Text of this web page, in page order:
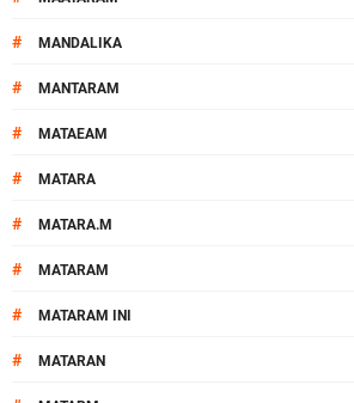
# MANDALIKA
# MANTARAM
# MATAEAM
# MATARA
# MATARA.M
# MATARAM
# MATARAM INI
# MATARAN